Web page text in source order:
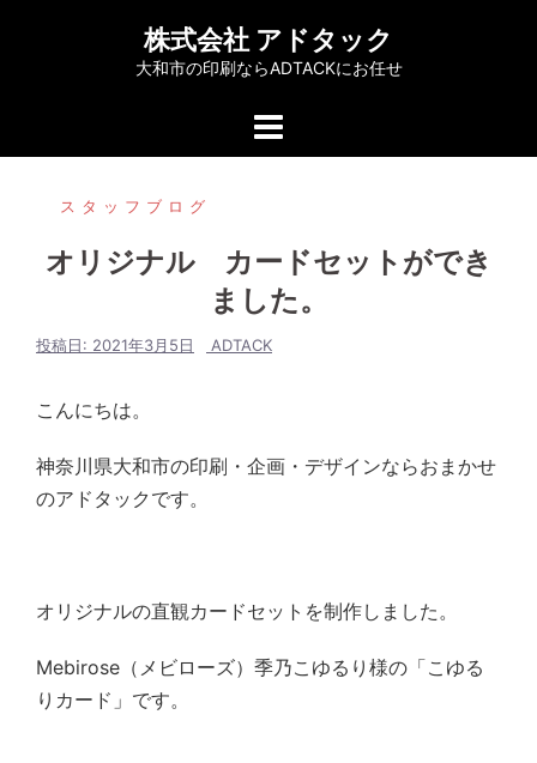
株式会社 アドタック
大和市の印刷ならADTACKにお任せ
スタッフブログ
オリジナル カードセットができ
ました。
投稿日: 2021年3月5日 ADTACK
こんにちは。
神奈川県大和市の印刷・企画・デザインならおまかせ
のアドタックです。
オリジナルの直観カードセットを制作しました。
Mebirose （メビローズ）季乃こゆるり様の「こゆる
りカード」です。